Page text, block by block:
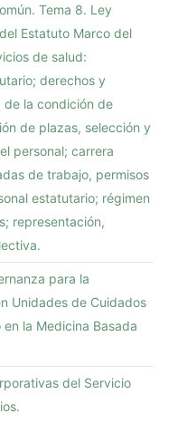
Tema 8. Ley
Estatuto Marco del
de salud:
derechos y
la condición de
de plazas, selección y
personal; carrera
de trabajo, permisos
estatutario; régimen
representación,
para la
Unidades de Cuidados
la Medicina Basada
del Servicio